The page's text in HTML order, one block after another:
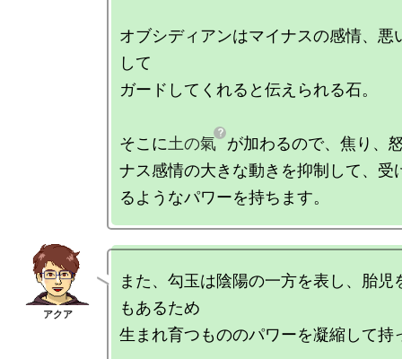
オブシディアンはマイナスの感情、悪
して
ガードしてくれると伝えられる石。
そこに土の氣
が加わるので、焦り、
ナス感情の大きな動きを抑制して、受
また、勾玉は陰陽の一方を表し、胎児
もあるため
生まれ育つもののパワーを凝縮して持